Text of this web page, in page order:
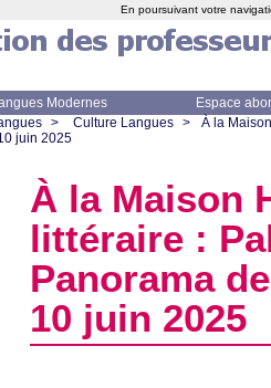
Modernes
Espace
> Culture Langues >
À la
juin 2025
À la Maison
littéraire :
Panorama
10 juin 2025
En poursuivant votre